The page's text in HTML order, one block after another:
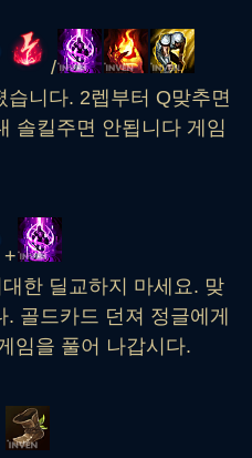
/
니다. 2렙부터 Q맞추면
솔킬주면 안됩니다 게임
+
한 딜교하지 마세요. 맞
골드카드 던져 정글에게
임을 풀어 나갑시다.